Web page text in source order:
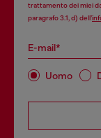
trattamento dei miei
paragrafo 3.1, d) dell’
E-mail*
Uomo